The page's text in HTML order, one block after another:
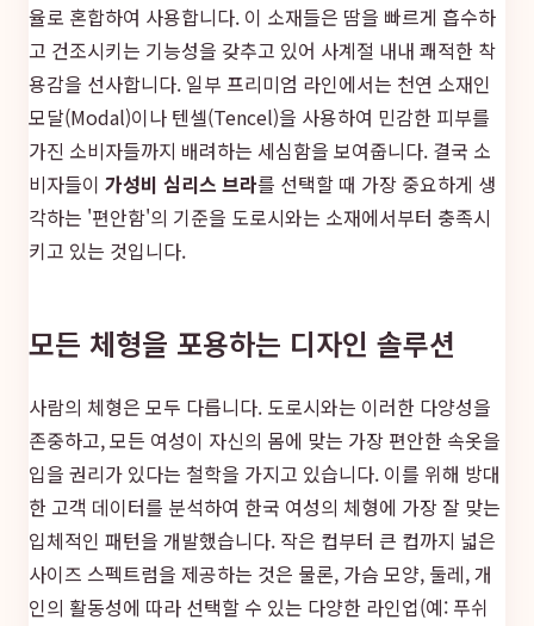
율로 혼합하여 사용합니다. 이 소재들은 땀을 빠르게 흡수하
고 건조시키는 기능성을 갖추고 있어 사계절 내내 쾌적한 착
용감을 선사합니다. 일부 프리미엄 라인에서는 천연 소재인
모달(Modal)이나 텐셀(Tencel)을 사용하여 민감한 피부를
가진 소비자들까지 배려하는 세심함을 보여줍니다. 결국 소
비자들이 가성비 심리스 브라를 선택할 때 가장 중요하게 생
각하는 '편안함'의 기준을 도로시와는 소재에서부터 충족시
키고 있는 것입니다.
모든 체형을 포용하는 디자인 솔루션
사람의 체형은 모두 다릅니다. 도로시와는 이러한 다양성을
존중하고, 모든 여성이 자신의 몸에 맞는 가장 편안한 속옷을
입을 권리가 있다는 철학을 가지고 있습니다. 이를 위해 방대
한 고객 데이터를 분석하여 한국 여성의 체형에 가장 잘 맞는
입체적인 패턴을 개발했습니다. 작은 컵부터 큰 컵까지 넓은
사이즈 스펙트럼을 제공하는 것은 물론, 가슴 모양, 둘레, 개
인의 활동성에 따라 선택할 수 있는 다양한 라인업(예: 푸쉬